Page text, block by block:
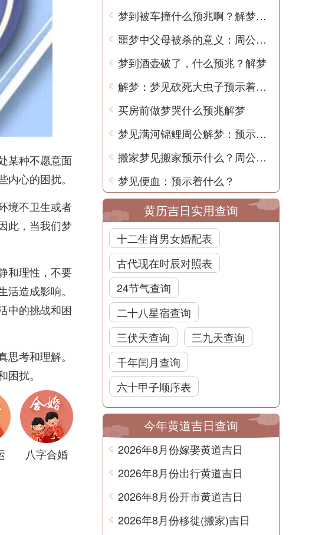
某种不愿意面
心的困扰。
境不卫生或者
此，当我们梦
和理性，不要
造成影响。
中的挑战和困
考和理解。
扰。
八字合婚
梦到被车撞什么预兆啊？解梦用中文写一篇文章
噩梦中父母被杀的意义：周公解梦
梦到酒壶破了，什么预兆？解梦
解梦：梦见砍死大虫子预示着什么？
买房前做梦哭什么预兆解梦
梦见满河锦鲤周公解梦：预示着好运和财富
搬家梦见搬家预示什么？周公解梦告诉你
梦见便血：预示着什么？
黄历吉日实用查询
十二生肖男女婚配表
古代现在时辰对照表
24节气查询
二十八星宿查询
三伏天查询
三九天查询
千年闰月查询
六十甲子顺序表
今年黄道吉日查询
2026年8月份嫁娶黄道吉日
2026年8月份出行黄道吉日
2026年8月份开市黄道吉日
2026年8月份移徙(搬家)吉日